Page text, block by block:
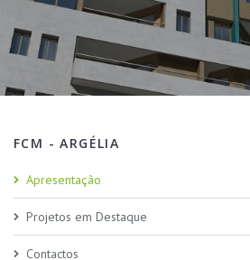
FCM - ARGÉLIA
Apresentação
Projetos em Destaque
Contactos